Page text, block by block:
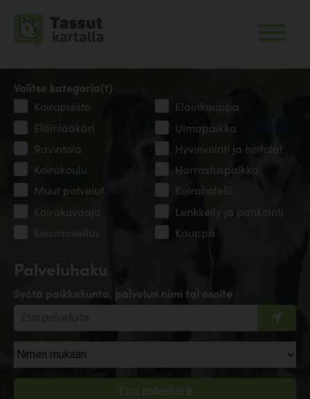
Palveluhaku
Syötä paikkakunta, palvelun nimi tai osoite
Valitse kategoria(t)
Koirapuisto
Eläinkauppa
Eläinlääkäri
Uimapaikka
Ravintola
Hyvinvointi ja hoitolat
Koirakoulu
Harrastuspaikka
Muut palvelut
Koirahotelli
Koirakuvaaja
Lenkkeily ja patikointi
Koirasovellus
Kauppa